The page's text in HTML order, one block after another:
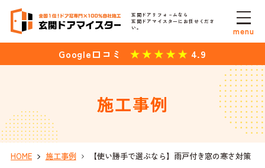
玄関ドアリフォ－ムなら
玄関ドアマイスターにお任せくださ
い。
Google口コミ 4.9
menu
施工事例
HOME 施工事例 【使い勝手で選ぶなら】雨戸付き窓の寒さ対策